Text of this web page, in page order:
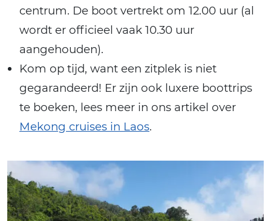
centrum. De boot vertrekt om 12.00 uur (al
wordt er officieel vaak 10.30 uur
aangehouden).
Kom op tijd, want een zitplek is niet
gegarandeerd! Er zijn ook luxere boottrips
te boeken, lees meer in ons artikel over
Mekong cruises in Laos.